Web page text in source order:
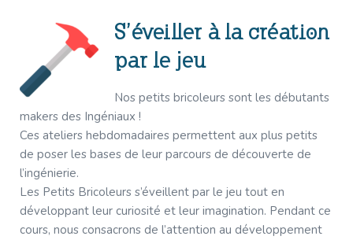
S’éveiller à la création
par le jeu
Nos petits bricoleurs sont les débutants
makers des Ingéniaux !
Ces ateliers hebdomadaires permettent aux plus petits
de poser les bases de leur parcours de découverte de
l’ingénierie.
Les Petits Bricoleurs s’éveillent par le jeu tout en
développant leur curiosité et leur imagination. Pendant ce
cours, nous consacrons de l’attention au développement